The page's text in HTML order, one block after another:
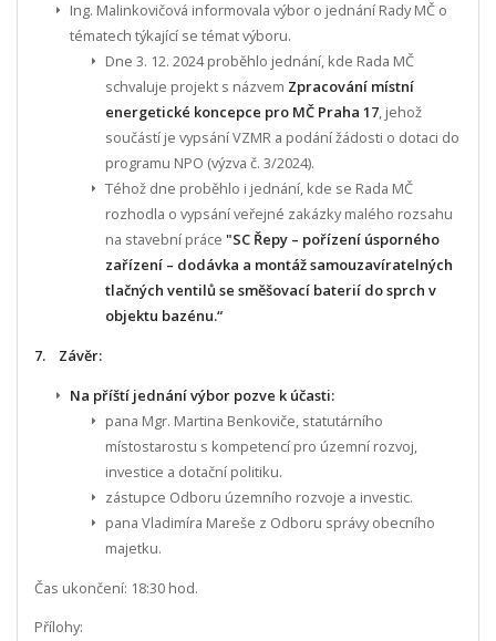
Ing. Malinkovičová informovala výbor o jednání Rady MČ o
tématech týkající se témat výboru.
Dne 3. 12. 2024 proběhlo jednání, kde Rada MČ
schvaluje projekt s názvem Zpracování místní
energetické koncepce pro MČ Praha 17, jehož
součástí je vypsání VZMR a podání žádosti o dotaci do
programu NPO (výzva č. 3/2024).
Téhož dne proběhlo i jednání, kde se Rada MČ
rozhodla o vypsání veřejné zakázky malého rozsahu
na stavební práce "SC Řepy – pořízení úsporného
zařízení – dodávka a montáž samouzavíratelných
tlačných ventilů se směšovací baterií do sprch v
objektu bazénu.“
7. Závěr:
Na příští jednání výbor pozve k účasti:
pana Mgr. Martina Benkoviče, statutárního
místostarostu s kompetencí pro územní rozvoj,
investice a dotační politiku.
zástupce Odboru územního rozvoje a investic.
pana Vladimíra Mareše z Odboru správy obecního
majetku.
Čas ukončení: 18:30 hod.
Přílohy: